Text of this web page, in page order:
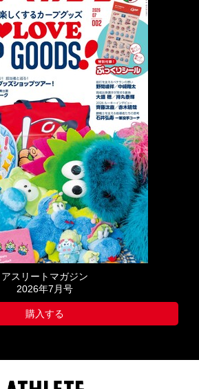
アスリートマガジン
2026年7月号
購入する